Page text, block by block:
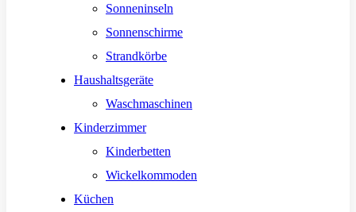
Sonneninseln
Sonnenschirme
Strandkörbe
Haushaltsgeräte
Waschmaschinen
Kinderzimmer
Kinderbetten
Wickelkommoden
Küchen